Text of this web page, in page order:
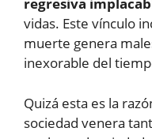
vidas. Este vínculo
muerte genera
inexorable del
Quizá esta es la
sociedad venera